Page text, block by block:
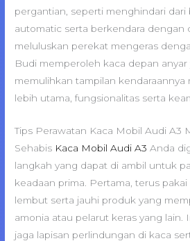
pergantian, seperti menghindari
automatic serta berkendara dengan
meluluskan perekat mengeras
Budi memperoleh kaca depan
memulihkan tampilan kendaraannya
lebih utama, fungsionalitas serta
Tips Perawatan Kaca Mobil Audi A3
Sehabis Kaca Mobil Audi A3 Anda
langkah yang dapat di ambil untuk
keadaan prima. Pertama, terus
lembut serta jauhi produk yang
amonia atau pelarut keras yang lain.
jaga lapisan perlindungan di kaca